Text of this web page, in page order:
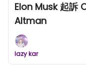
Elon Musk 起訴
Altman
lazy kar